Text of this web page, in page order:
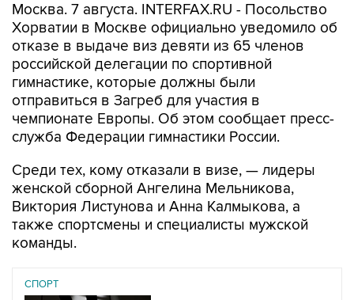
Москва. 7 августа. INTERFAX.RU - Посольство
Хорватии в Москве официально уведомило об
отказе в выдаче виз девяти из 65 членов
российской делегации по спортивной
гимнастике, которые должны были
отправиться в Загреб для участия в
чемпионате Европы. Об этом сообщает пресс-
служба Федерации гимнастики России.
Среди тех, кому отказали в визе, — лидеры
женской сборной Ангелина Мельникова,
Виктория Листунова и Анна Калмыкова, а
также спортсмены и специалисты мужской
команды.
СПОРТ